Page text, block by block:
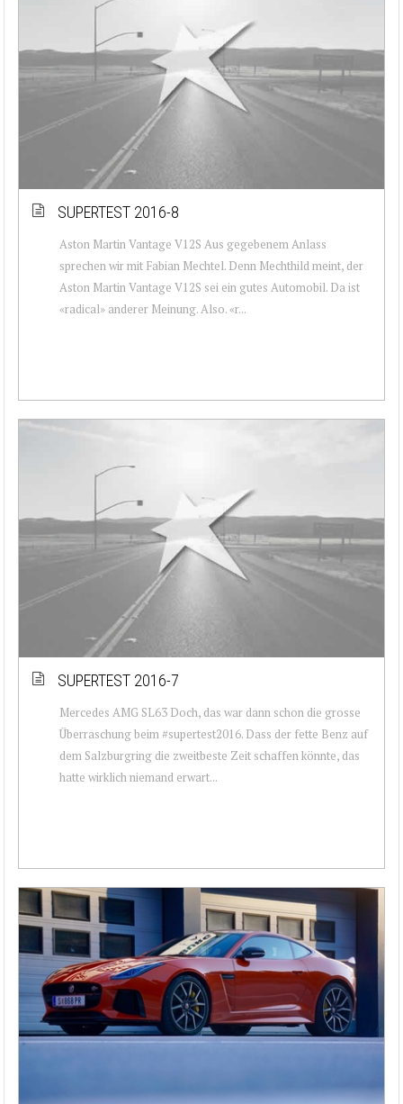
SUPERTEST 2016-8
Aston Martin Vantage V12S Aus gegebenem Anlass
sprechen wir mit Fabian Mechtel. Denn Mechthild meint, der
Aston Martin Vantage V12S sei ein gutes Automobil. Da ist
«radical» anderer Meinung. Also. «r...
SUPERTEST 2016-7
Mercedes AMG SL63 Doch, das war dann schon die grosse
Überraschung beim #supertest2016. Dass der fette Benz auf
dem Salzburgring die zweitbeste Zeit schaffen könnte, das
hatte wirklich niemand erwart...